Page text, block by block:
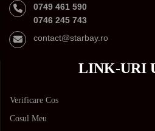
0749 461 590
0746 245 743
contact@starbay.ro
LINK-URI
Verificare Cos
Cosul Meu